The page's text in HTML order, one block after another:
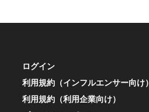
ログイン
利用規約（インフルエンサー向け）
利用規約（利用企業向け）